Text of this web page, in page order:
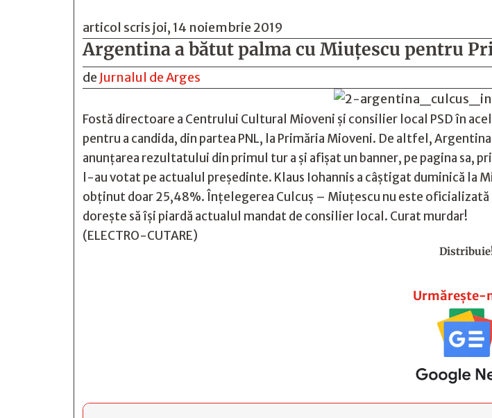
articol scris joi, 14 noiembrie 2019
Argentina a bătut palma cu Miuţescu pentru
de Jurnalul de Arges
Fostă directoare a Centrului Cultural Mioveni și consilier local PSD în
pentru a candida, din partea PNL, la Primăria Mioveni. De altfel,
anunțarea rezultatului din primul tur a și afișat un banner, pe pagina
l-au votat pe actualul președinte. Klaus Iohannis a câștigat duminică la
obținut doar 25,48%. Înțelegerea Culcuș – Miuțescu nu este
dorește să își piardă actualul mandat de consilier local. Curat murdar!
(ELECTRO-CUTARE)
Urmărește-